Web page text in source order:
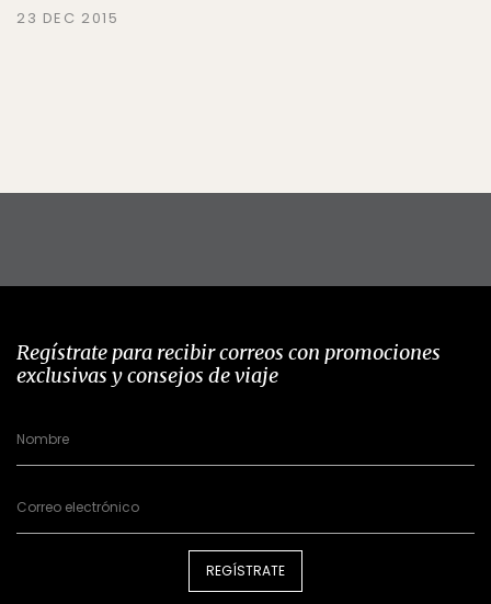
23 DEC 2015
Regístrate para recibir correos con promociones
exclusivas y consejos de viaje
REGÍSTRATE